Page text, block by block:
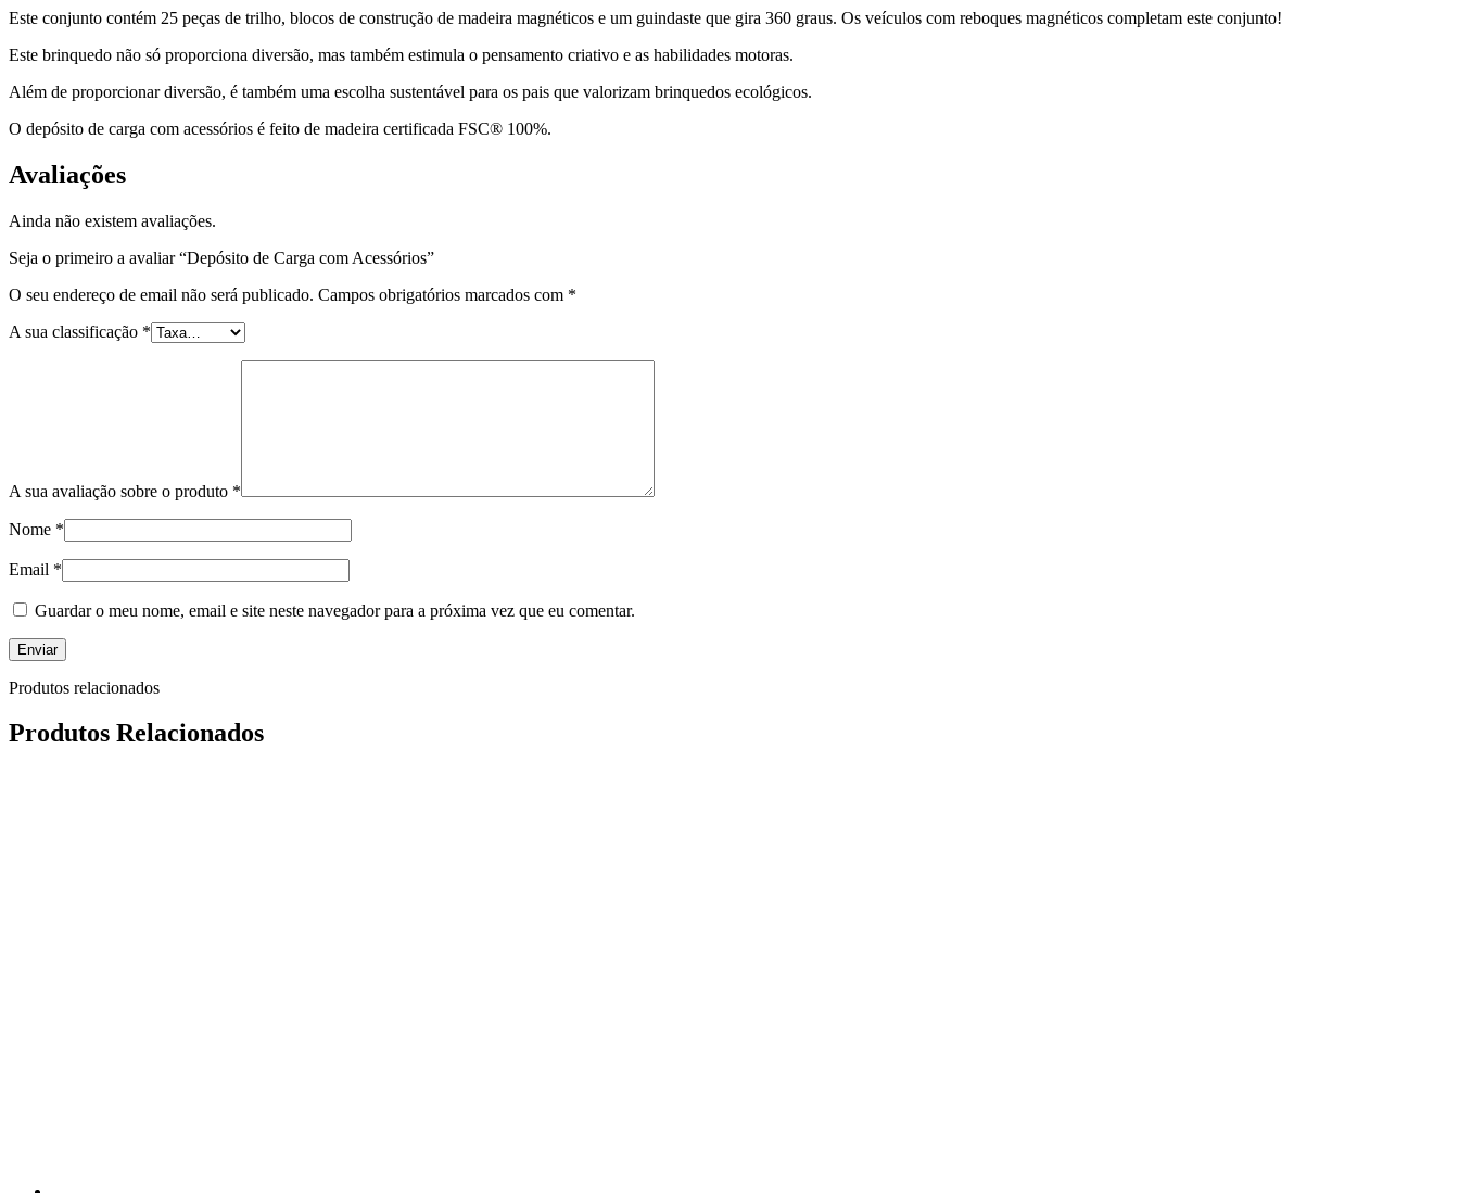
Este conjunto contém 25 peças de trilho, blocos de construção de madeira magnéticos e um guindaste que gira 360 graus. Os veículos com reboques magnéticos completam este conjunto!
Este brinquedo não só proporciona diversão, mas também estimula o pensamento criativo e as habilidades motoras.
Além de proporcionar diversão, é também uma escolha sustentável para os pais que valorizam brinquedos ecológicos.
O depósito de carga com acessórios é feito de madeira certificada FSC® 100%.
Avaliações
Ainda não existem avaliações.
Seja o primeiro a avaliar “Depósito de Carga com Acessórios”
O seu endereço de email não será publicado. Campos obrigatórios marcados com *
A sua classificação *
A sua avaliação sobre o produto *
Nome *
Email *
Guardar o meu nome, email e site neste navegador para a próxima vez que eu comentar.
Produtos relacionados
Produtos Relacionados